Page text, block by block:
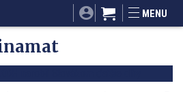
Mnamky-recepty.sk
MENU